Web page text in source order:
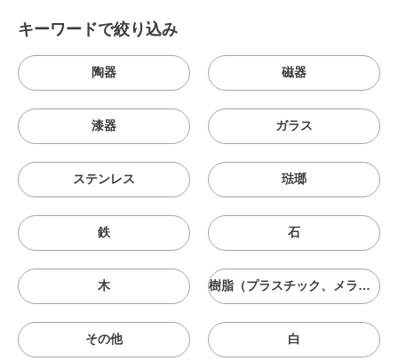
キーワードで絞り込み
陶器 磁器
漆器 ガラス
ステンレス 琺瑯
鉄 石
木 樹脂（プラスチック、メラニン、シリコン等）
その他 白